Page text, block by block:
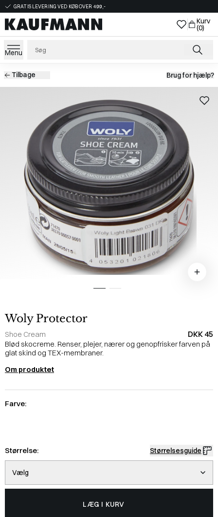
GRATIS LEVERING VED KØB OVER 499,-
Kurv
(0)
Menu
Tilbage Brug for hjælp?
Woly Protector
Shoe Cream DKK 45
Blød skocreme. Renser, plejer, nærer og genopfrisker farven på
glat skind og TEX-membraner.
Om produktet
Farve:
Størrelse: Størrelsesguide
Vælg
LÆG I KURV